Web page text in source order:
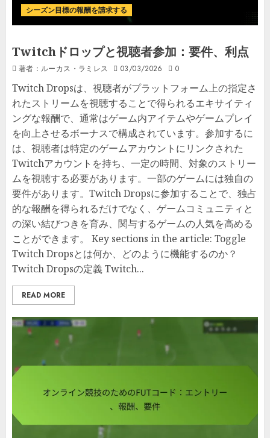
シーズン目標の報酬を請求する
Twitchドロップと視聴者参加：要件、利点
著者：ルーカス・ラミレス 03/03/2026 0
Twitch Dropsは、視聴者がプラットフォーム上の指定さ
れたストリームを視聴することで得られるエキサイティ
ングな報酬で、通常はゲーム内アイテムやゲームプレイ
を向上させるボーナスで構成されています。参加するに
は、視聴者は特定のゲームアカウントにリンクされた
Twitchアカウントを持ち、一定の時間、対象のストリー
ムを視聴する必要があります。一部のゲームには独自の
要件があります。Twitch Dropsに参加することで、独占
的な報酬を得られるだけでなく、ゲームコミュニティと
の深い結びつきを育み、関与するゲームの人気を高める
ことができます。 Key sections in the article: Toggle
Twitch Dropsとは何か、どのように機能するのか？
Twitch Dropsの定義 Twitch...
READ MORE